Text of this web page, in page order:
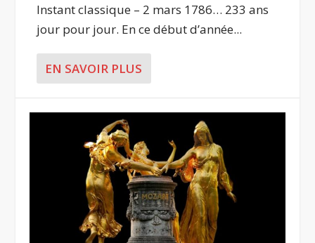
Instant classique – 2 mars 1786… 233 ans
jour pour jour. En ce début d’année...
EN SAVOIR PLUS